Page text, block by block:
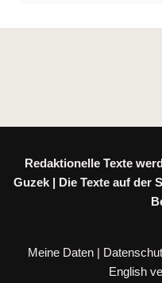
Redaktionelle Texte
Guzek | Die Texte auf der
Meine Daten |
English